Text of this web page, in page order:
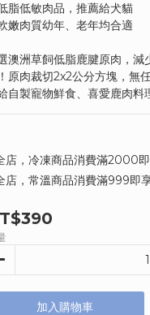
脂低敏肉品，推薦給犬貓
嫩肉質幼年、老年均合適
澳洲草飼低脂鹿腱原肉，
原肉裁切2x2公分方塊，無
自製寵物鮮食、喜愛鹿肉料
店，冷凍商品消費滿2000
店，常溫商品消費滿999即
加入購物車